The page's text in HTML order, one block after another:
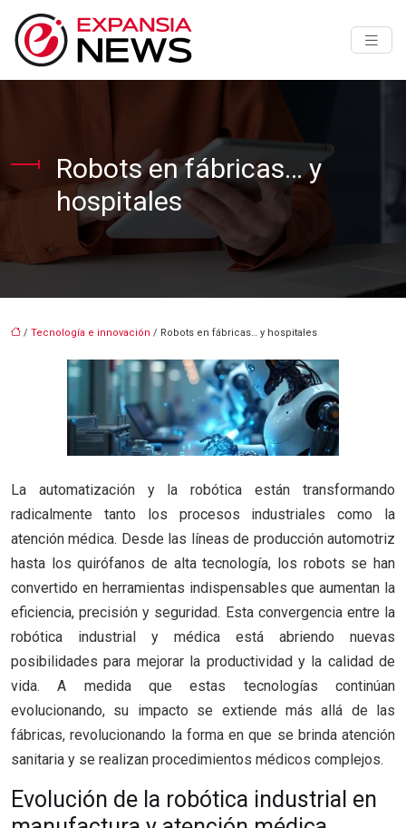
Robots en fábricas… y
hospitales
/ Tecnología e innovación / Robots en fábricas… y hospitales
La automatización y la robótica están transformando
radicalmente tanto los procesos industriales como la
atención médica. Desde las líneas de producción automotriz
hasta los quirófanos de alta tecnología, los robots se han
convertido en herramientas indispensables que aumentan la
eficiencia, precisión y seguridad. Esta convergencia entre la
robótica industrial y médica está abriendo nuevas
posibilidades para mejorar la productividad y la calidad de
vida. A medida que estas tecnologías continúan
evolucionando, su impacto se extiende más allá de las
fábricas, revolucionando la forma en que se brinda atención
sanitaria y se realizan procedimientos médicos complejos.
Evolución de la robótica industrial en